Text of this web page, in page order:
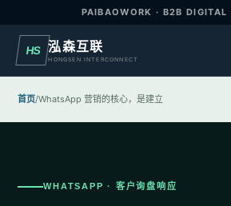
PAIBAOWORK · B2B DIGITAL
HS 泓森互联
HONGSEN INTERCONNECT
首页/WhatsApp 营销的核心，是建立
WHATSAPP · 客户询盘响应